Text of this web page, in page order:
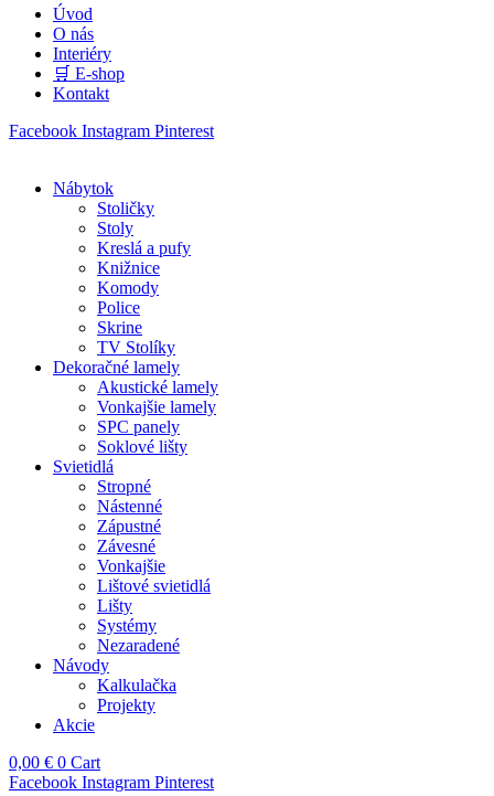
Úvod
O nás
Interiéry
🛒 E-shop
Kontakt
Facebook Instagram Pinterest
Nábytok
Stoličky
Stoly
Kreslá a pufy
Knižnice
Komody
Police
Skrine
TV Stolíky
Dekoračné lamely
Akustické lamely
Vonkajšie lamely
SPC panely
Soklové lišty
Svietidlá
Stropné
Nástenné
Zápustné
Závesné
Vonkajšie
Lištové svietidlá
Lišty
Systémy
Nezaradené
Návody
Kalkulačka
Projekty
Akcie
0,00 € 0 Cart
Facebook Instagram Pinterest